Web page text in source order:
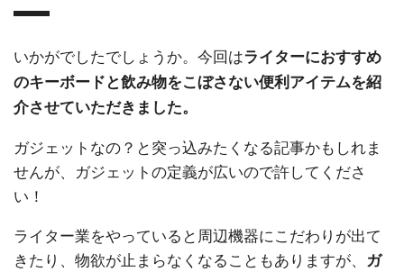
いかがでしたでしょうか。今回はライターにおすすめ
のキーボードと飲み物をこぼさない便利アイテムを紹
介させていただきました。
ガジェットなの？と突っ込みたくなる記事かもしれま
せんが、ガジェットの定義が広いので許してくださ
い！
ライター業をやっていると周辺機器にこだわりが出て
きたり、物欲が止まらなくなることもありますが、
ガ